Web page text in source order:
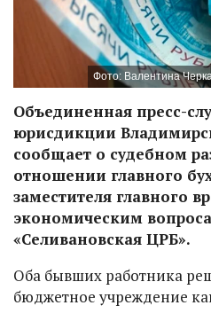
Фото: Валентина
Объединенная пресс-
юрисдикции
сообщает о судебном
отношении главного
заместителя главного
экономическим
«Селивановская ЦРБ».
Оба бывших работника
бюджетное учреждение